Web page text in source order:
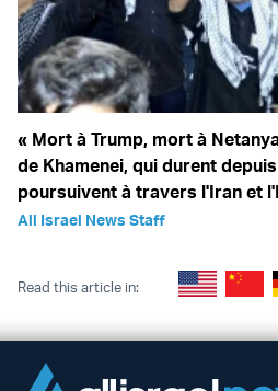
« Mort à Trump, mort à
de Khamenei, qui durent
poursuivent à travers l'Iran et
All Israel News Staff
Read this article in: